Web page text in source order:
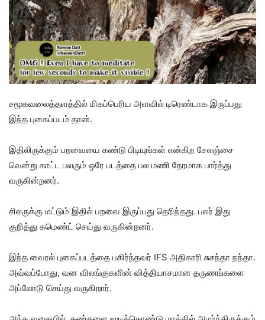
சமூகவலைத்தளத்தில் மிகப்பெரிய அளவில் டிரெண்டாக இருப்பது
இந்த புகைப்படம் தான்.
இதிலிருக்கும் பறவையை கண்டு பிடியுங்கள் என்கிற சேலஞ்சை
வென்று காட்ட பலரும் ஒரே படத்தை பல மணி நேரமாக பார்த்து
வருகின்றனர்.
சிலருக்கு மட்டும் இதில் பறவை இருப்பது தெரிந்தது. பலர் இது
குறித்து கமெண்ட் செய்து வருகின்றனர்.
இந்த வைரல் புகைப்படத்தை பகிர்ந்தவர் IFS அதிகாரி சுசந்தா நந்தா.
அவ்வப்போது, வன விலங்குகளின் வித்தியாசமான தருணங்களை
அப்லோடு செய்து வருகிறார்.